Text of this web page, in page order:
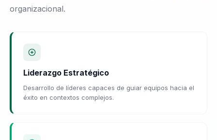
organizacional.
Liderazgo Estratégico
Desarrollo de líderes capaces de guiar equipos hacia el
éxito en contextos complejos.